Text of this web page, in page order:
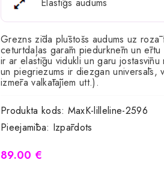
Grezns zīda plūstošs audums uz
ceturtdaļas garām piedurknēm un
ir ar elastīgu vidukli un garu
un piegriezums ir diezgan universāls,
izmēra valkātājiem utt.).
Produkta kods: MaxK-lilleline-2596
Pieejamība: Izpārdots
89.00 €